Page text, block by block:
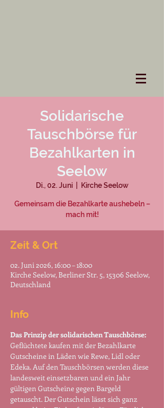
Solidarische
Tauschbörse für
Bezahlkarten in
Seelow
Di., 02. Juni
  |
Kirche Seelow
Gemeinsam die Bezahlkarte aushebeln –
mach mit!
Zeit & Ort
02. Juni 2026, 16:00 – 18:00
Kirche Seelow, Berliner Str. 5, 15306 Seelow,
Deutschland
Info
Das Prinzip der solidarischen Tauschbörse:
Geflüchtete kaufen mit der Bezahlkarte
Gutscheine in Läden wie Rewe, Lidl oder
Edeka. Auf den Tauschbörsen werden diese
landesweit einsetzbaren und ein Jahr
gültigen Gutscheine gegen Bargeld
getauscht. Der Gutschein lässt sich ganz